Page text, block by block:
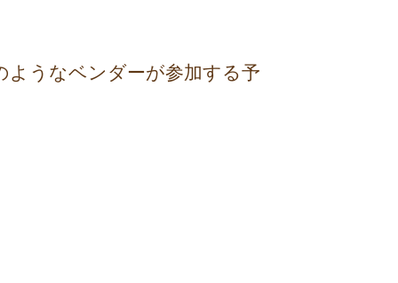
うなベンダーが参加する予